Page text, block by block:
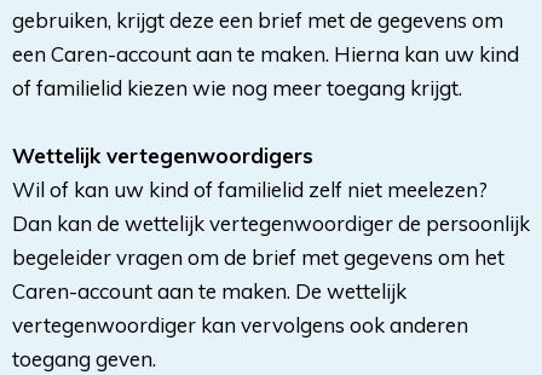
gebruiken, krijgt deze een brief met de gegevens om
een Caren-account aan te maken. Hierna kan uw kind
of familielid kiezen wie nog meer toegang krijgt.
Wettelijk vertegenwoordigers
Wil of kan uw kind of familielid zelf niet meelezen?
Dan kan de wettelijk vertegenwoordiger de persoonlijk
begeleider vragen om de brief met gegevens om het
Caren-account aan te maken. De wettelijk
vertegenwoordiger kan vervolgens ook anderen
toegang geven.